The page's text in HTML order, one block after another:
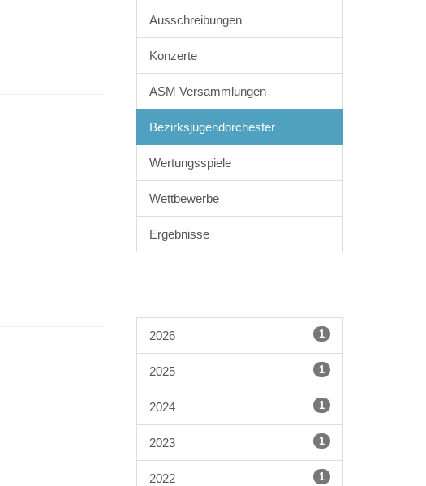
Ausschreibungen
Konzerte
ASM Versammlungen
Bezirksjugendorchester
Wertungsspiele
Wettbewerbe
Ergebnisse
2026 1
2025 1
2024 1
2023 1
2022 1